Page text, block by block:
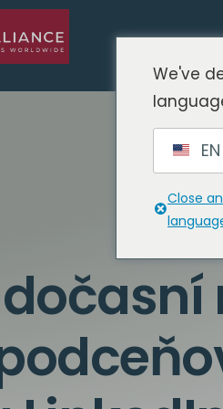
We've
EN
Close